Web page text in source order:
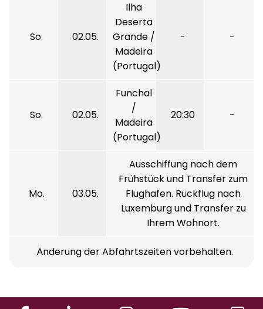
So. 02.05.
Ilha
Deserta
Grande /
Madeira
(Portugal)
- -
So. 02.05.
Funchal
/
Madeira
(Portugal)
20:30 -
Mo. 03.05.
Ausschiffung nach dem
Frühstück und Transfer zum
Flughafen. Rückflug nach
Luxemburg und Transfer zu
Ihrem Wohnort.
Änderung der Abfahrtszeiten vorbehalten.